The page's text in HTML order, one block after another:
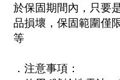
於保固期間內，只要
品損壞，保固範圍僅
等
．注意事項：